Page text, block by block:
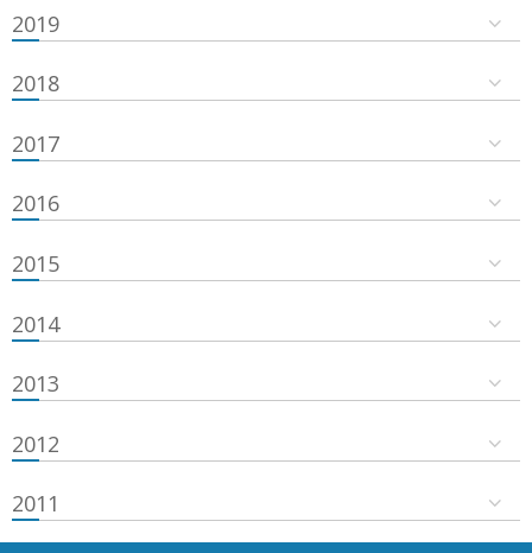
2019
2018
2017
2016
2015
2014
2013
2012
2011